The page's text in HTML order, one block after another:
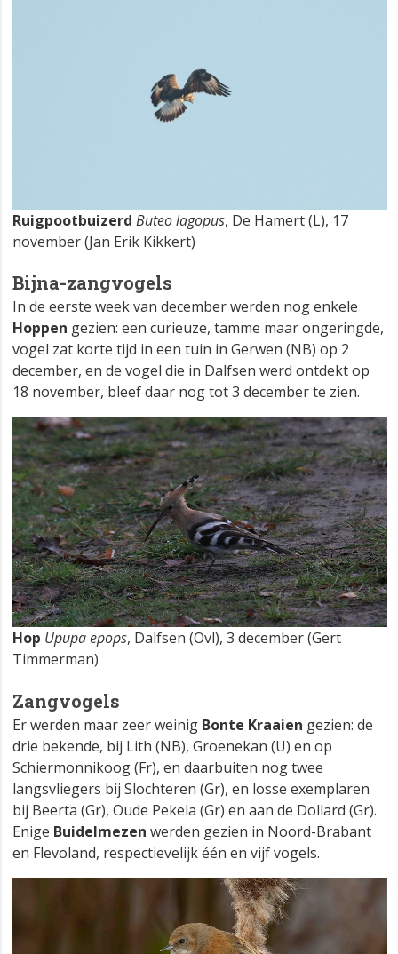
Ruigpootbuizerd Buteo lagopus, De Hamert (L), 17
november (Jan Erik Kikkert)
Bijna-zangvogels
In de eerste week van december werden nog enkele
Hoppen gezien: een curieuze, tamme maar ongeringde,
vogel zat korte tijd in een tuin in Gerwen (NB) op 2
december, en de vogel die in Dalfsen werd ontdekt op
18 november, bleef daar nog tot 3 december te zien.
Hop Upupa epops, Dalfsen (Ovl), 3 december (Gert
Timmerman)
Zangvogels
Er werden maar zeer weinig Bonte Kraaien gezien: de
drie bekende, bij Lith (NB), Groenekan (U) en op
Schiermonnikoog (Fr), en daarbuiten nog twee
langsvliegers bij Slochteren (Gr), en losse exemplaren
bij Beerta (Gr), Oude Pekela (Gr) en aan de Dollard (Gr).
Enige Buidelmezen werden gezien in Noord-Brabant
en Flevoland, respectievelijk één en vijf vogels.